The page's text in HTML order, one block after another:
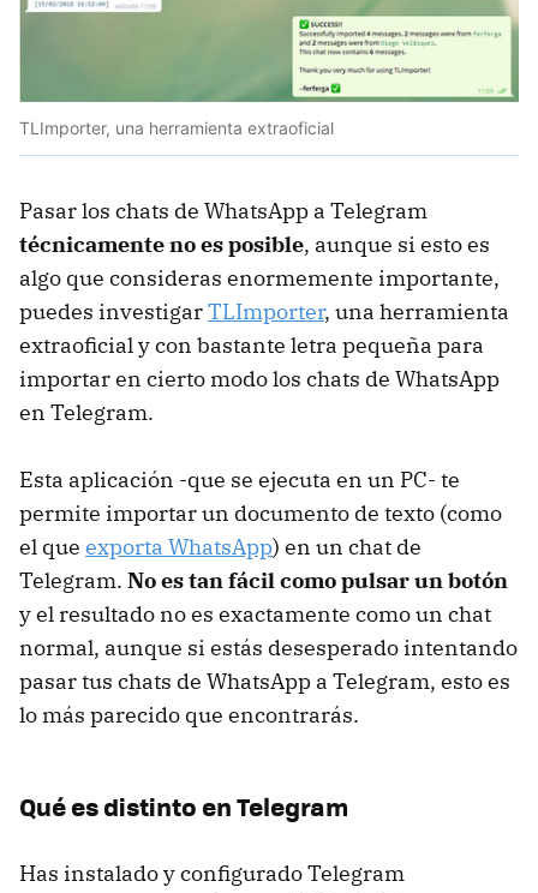
TLImporter, una herramienta extraoficial
Pasar los chats de WhatsApp a Telegram
técnicamente no es posible, aunque si esto es
algo que consideras enormemente importante,
puedes investigarTLImporter, una herramienta
extraoficial y con bastante letra pequeña para
importar en cierto modo los chats de WhatsApp
en Telegram.
Esta aplicación -que se ejecuta en un PC- te
permite importar un documento de texto (como
el que exporta WhatsApp) en un chat de
Telegram. No es tan fácil como pulsar un botón
y el resultado no es exactamente como un chat
normal, aunque si estás desesperado intentando
pasar tus chats de WhatsApp a Telegram, esto es
lo más parecido que encontrarás.
Qué es distinto en Telegram
Has instalado y configurado Telegram